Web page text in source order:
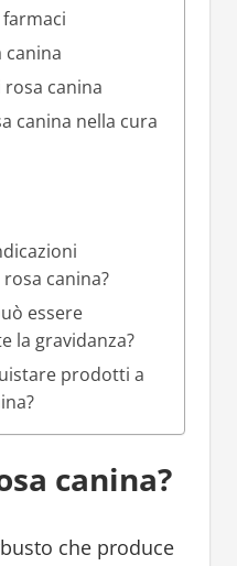
canina
rosa canina
canina nella cura
rosa canina?
essere
la gravidanza?
prodotti a
canina?
che produce